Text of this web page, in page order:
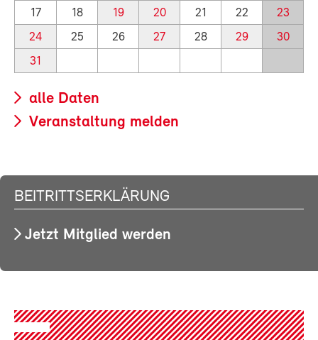
17
18 19 20 21 22
23
24
25 26 27 28 29
30
31
alle Daten
Veranstaltung melden
BEITRITTSERKLÄRUNG
Jetzt Mitglied werden